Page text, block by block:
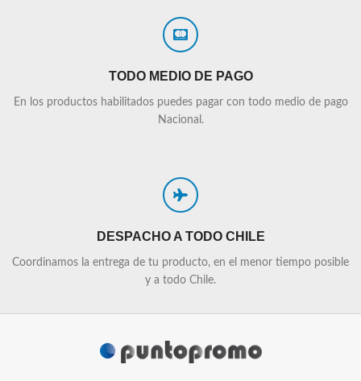
TODO MEDIO DE PAGO
En los productos habilitados puedes pagar con todo medio de pago
Nacional.
DESPACHO A TODO CHILE
Coordinamos la entrega de tu producto, en el menor tiempo posible
y a todo Chile.